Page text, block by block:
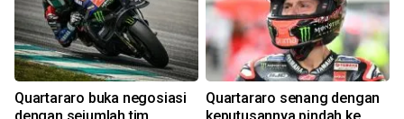
Quartararo buka negosiasi
Quartararo senang dengan